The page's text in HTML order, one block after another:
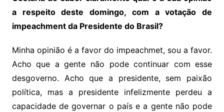
a respeito deste domingo, com a votação de
impeachment da Presidente do Brasil?
Minha opinião é a favor do impeachmet, sou a favor.
Acho que a gente não pode continuar com esse
desgoverno. Acho que a presidente, sem paixão
política, mas a presidente infelizmente perdeu a
capacidade de governar o país e a gente não pode